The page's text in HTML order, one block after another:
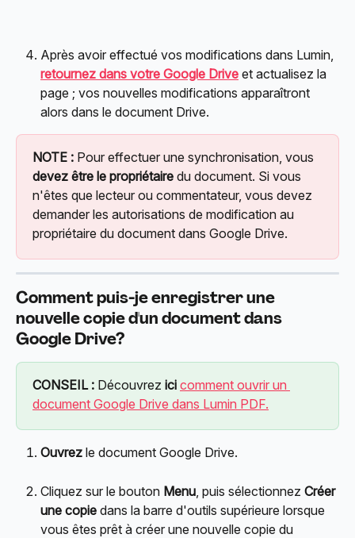
Après avoir effectué vos modifications dans Lumin,
retournez dans votre Google Drive et actualisez la
page ; vos nouvelles modifications apparaîtront
alors dans le document Drive.
NOTE : Pour effectuer une synchronisation, vous
devez être le propriétaire du document. Si vous
n'êtes que lecteur ou commentateur, vous devez
demander les autorisations de modification au
propriétaire du document dans Google Drive.
Comment puis-je enregistrer une
nouvelle copie d'un document dans
Google Drive?
CONSEIL : Découvrez ici comment ouvrir un
document Google Drive dans Lumin PDF.
Ouvrez le document Google Drive.
Cliquez sur le bouton Menu , puis sélectionnez Créer
une copie dans la barre d'outils supérieure lorsque
vous êtes prêt à créer une nouvelle copie du